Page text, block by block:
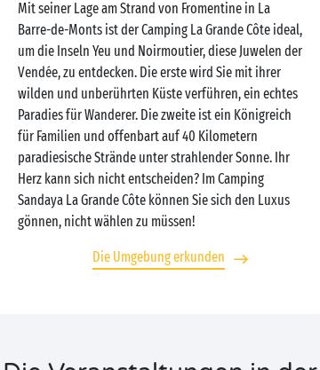
Mit seiner Lage am Strand von Fromentine in La
Barre-de-Monts ist der Camping La Grande Côte ideal,
um die Inseln Yeu und Noirmoutier, diese Juwelen der
Vendée, zu entdecken. Die erste wird Sie mit ihrer
wilden und unberührten Küste verführen, ein echtes
Paradies für Wanderer. Die zweite ist ein Königreich
für Familien und offenbart auf 40 Kilometern
paradiesische Strände unter strahlender Sonne. Ihr
Herz kann sich nicht entscheiden? Im Camping
Sandaya La Grande Côte können Sie sich den Luxus
gönnen, nicht wählen zu müssen!
Die Umgebung erkunden